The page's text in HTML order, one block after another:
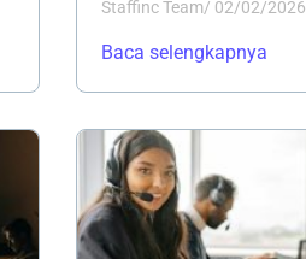
Staffinc Team/ 02/02/2026
Baca selengkapnya